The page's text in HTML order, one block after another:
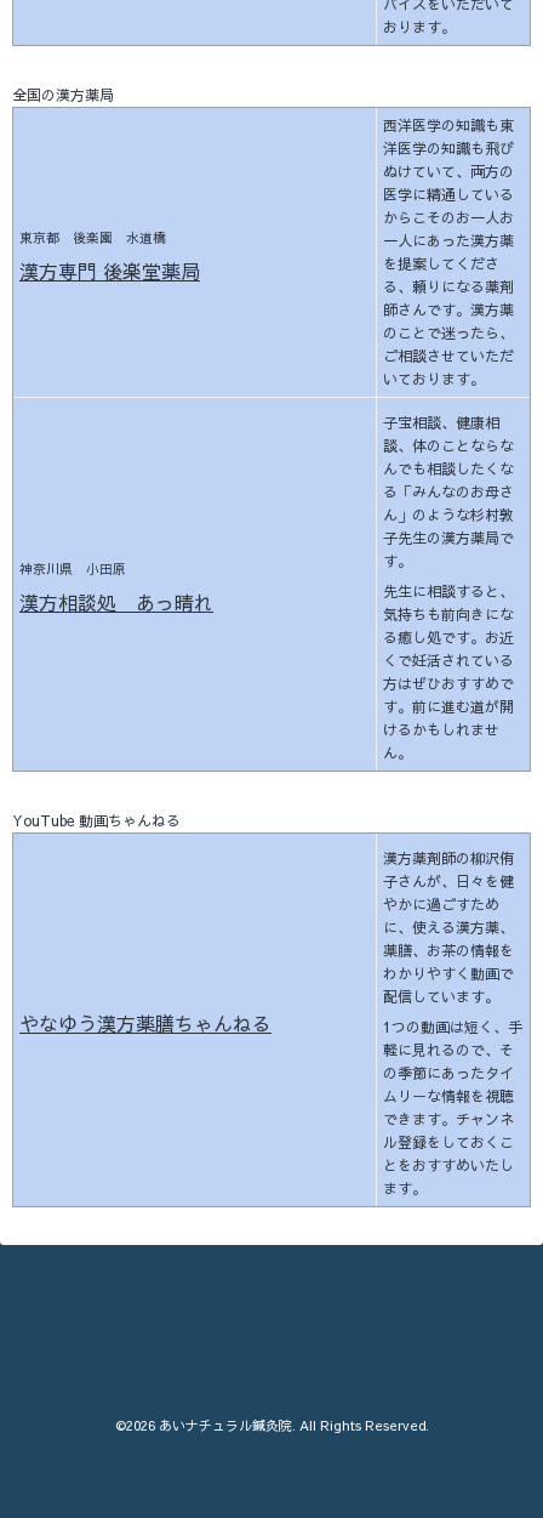
おります。
全国の漢方薬局
東京都 後楽園 水道橋
漢方専門 後楽堂薬局
西洋医学の知識も東
洋医学の知識も飛び
ぬけていて、両方の
医学に精通している
からこそのお一人お
一人にあった漢方薬
を提案してくださ
る、頼りになる薬剤
師さんです。漢方薬
のことで迷ったら、
ご相談させていただ
いております。
神奈川県 小田原
漢方相談処 あっ晴れ
子宝相談、健康相
談、体のことならな
んでも相談したくな
る「みんなのお母さ
ん」のような杉村敦
子先生の漢方薬局で
す。
先生に相談すると、
気持ちも前向きにな
る癒し処です。お近
くで妊活されている
方はぜひおすすめで
す。前に進む道が開
けるかもしれませ
ん。
YouTube 動画ちゃんねる
やなゆう漢方薬膳ちゃんねる
漢方薬剤師の柳沢侑
子さんが、日々を健
やかに過ごすため
に、使える漢方薬、
薬膳、お茶の情報を
わかりやすく動画で
配信しています。
1つの動画は短く、手
軽に見れるので、そ
の季節にあったタイ
ムリーな情報を視聴
できます。チャンネ
ル登録をしておくこ
とをおすすめいたし
ます。
©2026 あいナチュラル鍼灸院. All Rights Reserved.